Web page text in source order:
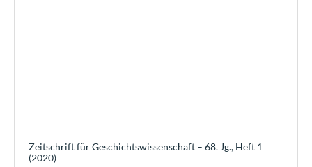
Zeitschrift für Geschichtswissenschaft – 68. Jg., Heft 1
(2020)